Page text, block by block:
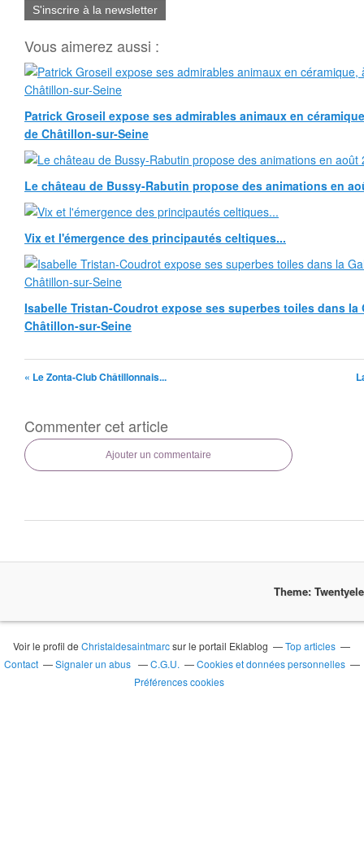
S'inscrire à la newsletter
Vous aimerez aussi :
Patrick Groseil expose ses admirables animaux en
de Châtillon-sur-Seine
Le château de Bussy-Rabutin propose des animations en
Vix et l'émergence des principautés celtiques...
Isabelle Tristan-Coudrot expose ses superbes toiles dans la
Châtillon-sur-Seine
« Le Zonta-Club Châtillonnais...
Commenter cet article
Ajouter un commentaire
Theme:
Voir le profil deChristaldesaintmarcsur le portail Eklablog
Top articles
Contact
Signaler un abus C.G.U.
Cookies et données personnelles
Préférences cookies